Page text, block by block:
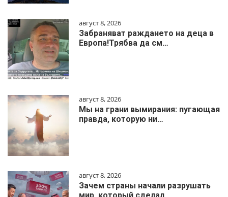
август 8, 2026
Забраняват раждането на деца в
Европа!Трябва да см…
август 8, 2026
Мы на грани вымирания: пугающая
правда, которую ни…
август 8, 2026
Зачем страны начали разрушать